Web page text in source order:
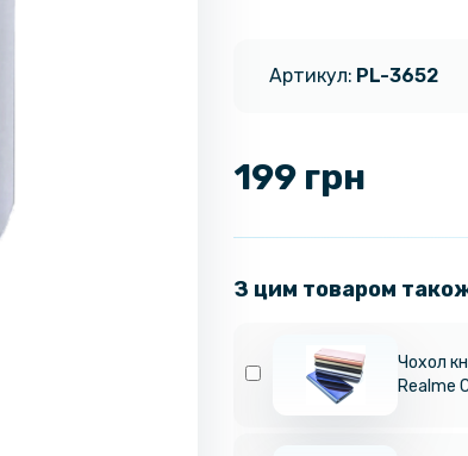
Артикул: PL-3652
199 грн
З цим товаром
Чохол
Realme